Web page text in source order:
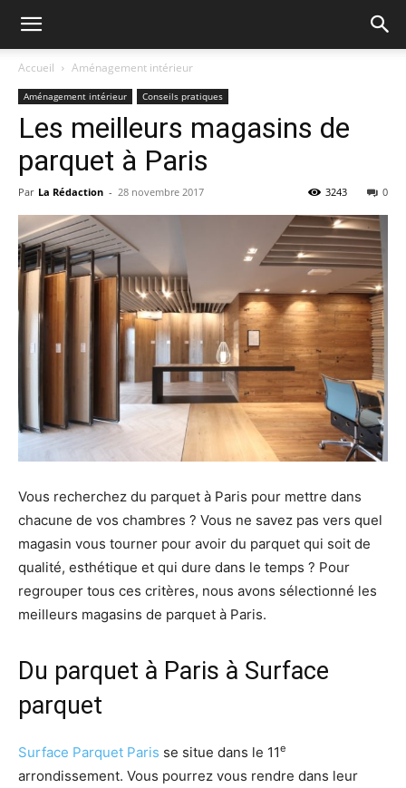
Accueil Aménagement intérieur
Aménagement intérieur Conseils pratiques
Les meilleurs magasins de
parquet à Paris
Par La Rédaction - 28 novembre 2017 0
3243
Vous recherchez du parquet à Paris pour mettre dans
chacune de vos chambres ? Vous ne savez pas vers quel
magasin vous tourner pour avoir du parquet qui soit de
qualité, esthétique et qui dure dans le temps ? Pour
regrouper tous ces critères, nous avons sélectionné les
meilleurs magasins de parquet à Paris.
Du parquet à Paris à Surface
parquet
Surface Parquet Paris se situe dans le 11e
arrondissement. Vous pourrez vous rendre dans leur